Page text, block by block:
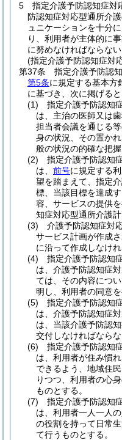
5
指定介護予防認知症対
防認知症対応型通所介
ュニケーションを十分
り、利用者が主体的に
に努めなければならない
(指定介護予防認知症対
第37条
指定介護予防認
第5条に規定する基本方
に基づき、次に掲げる
(1)
指定介護予防認知
は、主治の医師又は
担当者会議を通じる
身の状況、その置か
般の状況の的確な把
(2)
指定介護予防認知
は、 前号に規定する
望を踏まえて、指定
標、当該目標を達成
容、サービスの提供
知症対応型通所介護
(3)
介護予防認知症対
サービス計画が作成
に沿って作成しなけれ
(4)
指定介護予防認知
は、介護予防認知症
ては、その内容につ
明し、利用者の同意
(5)
指定介護予防認知
は、介護予防認知症
は、当該介護予防認
交付しなければならな
(6)
指定介護予防認知
は、利用者が住み慣
できるよう、地域住
りつつ、利用者の心
ものとする。
(7)
指定介護予防認知
は、利用者一人一人
の役割を持って日常
て行うものとする。